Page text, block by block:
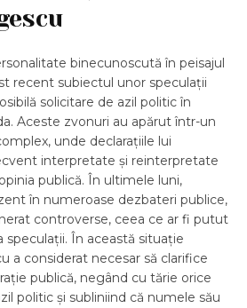
binecunoscută în peisajul
recent subiectul unor speculații
solicitare de azil politic în
Aceste zvonuri au apărut într-un
unde declarațiile lui
interpretate și reinterpretate
publică. În ultimele luni,
în numeroase dezbateri publice,
controverse, ceea ce ar fi putut
speculații. În această situație
a considerat necesar să clarifice
publică, negând cu tărie orice
politic și subliniind că numele său